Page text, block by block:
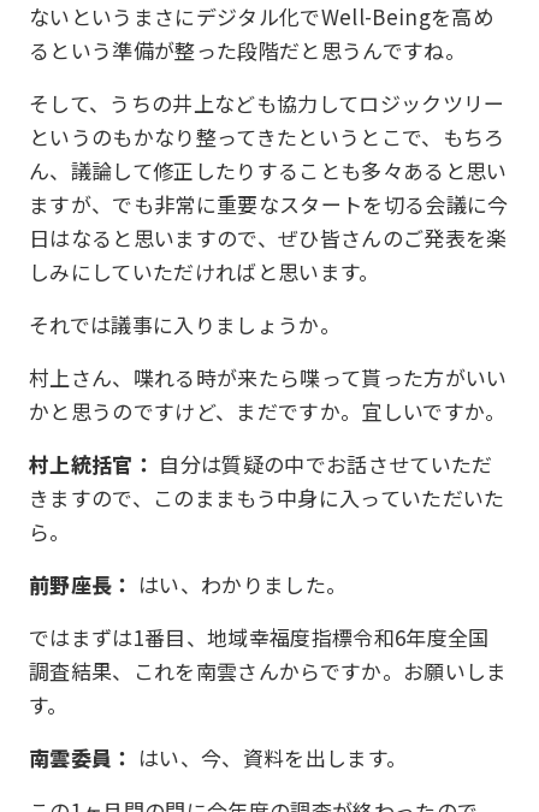
ないというまさにデジタル化でWell-Beingを高め
るという準備が整った段階だと思うんですね。
そして、うちの井上なども協力してロジックツリー
というのもかなり整ってきたというとこで、もちろ
ん、議論して修正したりすることも多々あると思い
ますが、でも非常に重要なスタートを切る会議に今
日はなると思いますので、ぜひ皆さんのご発表を楽
しみにしていただければと思います。
それでは議事に入りましょうか。
村上さん、喋れる時が来たら喋って貰った方がいい
かと思うのですけど、まだですか。宜しいですか。
村上統括官： 自分は質疑の中でお話させていただ
きますので、このままもう中身に入っていただいた
ら。
前野座長： はい、わかりました。
ではまずは1番目、地域幸福度指標令和6年度全国
調査結果、これを南雲さんからですか。お願いしま
す。
南雲委員： はい、今、資料を出します。